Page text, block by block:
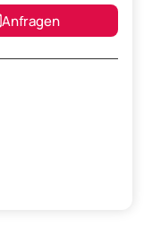
Anfragen